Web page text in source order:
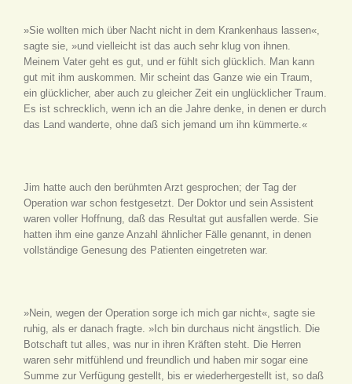
»Sie wollten mich über Nacht nicht in dem Krankenhaus lassen«,
sagte sie, »und vielleicht ist das auch sehr klug von ihnen.
Meinem Vater geht es gut, und er fühlt sich glücklich. Man kann
gut mit ihm auskommen. Mir scheint das Ganze wie ein Traum,
ein glücklicher, aber auch zu gleicher Zeit ein unglücklicher Traum.
Es ist schrecklich, wenn ich an die Jahre denke, in denen er durch
das Land wanderte, ohne daß sich jemand um ihn kümmerte.«
Jim hatte auch den berühmten Arzt gesprochen; der Tag der
Operation war schon festgesetzt. Der Doktor und sein Assistent
waren voller Hoffnung, daß das Resultat gut ausfallen werde. Sie
hatten ihm eine ganze Anzahl ähnlicher Fälle genannt, in denen
vollständige Genesung des Patienten eingetreten war.
»Nein, wegen der Operation sorge ich mich gar nicht«, sagte sie
ruhig, als er danach fragte. »Ich bin durchaus nicht ängstlich. Die
Botschaft tut alles, was nur in ihren Kräften steht. Die Herren
waren sehr mitfühlend und freundlich und haben mir sogar eine
Summe zur Verfügung gestellt, bis er wiederhergestellt ist, so daß